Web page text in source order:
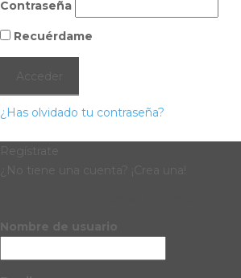
Contraseña
Recuérdame
¿Has olvidado tu contraseña?
Regístrate
¿No tiene una cuenta? ¡Crea una!
Nombre de usuario